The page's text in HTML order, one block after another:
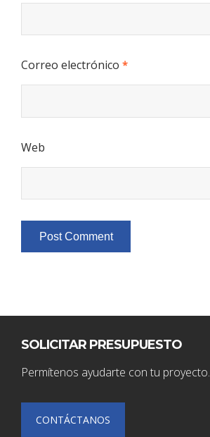
Correo electrónico *
Web
SOLICITAR PRESUPUESTO
Permítenos ayudarte con tu proyecto.
CONTÁCTANOS